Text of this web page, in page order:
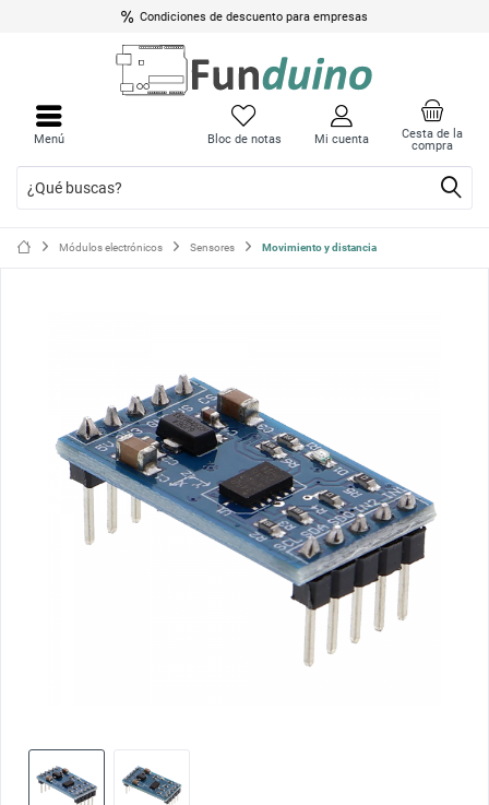
Condiciones de descuento para empresas
Cesta de la
compra
Bloc de notas Mi cuenta
Menú
Módulos electrónicos Sensores Movimiento y distancia